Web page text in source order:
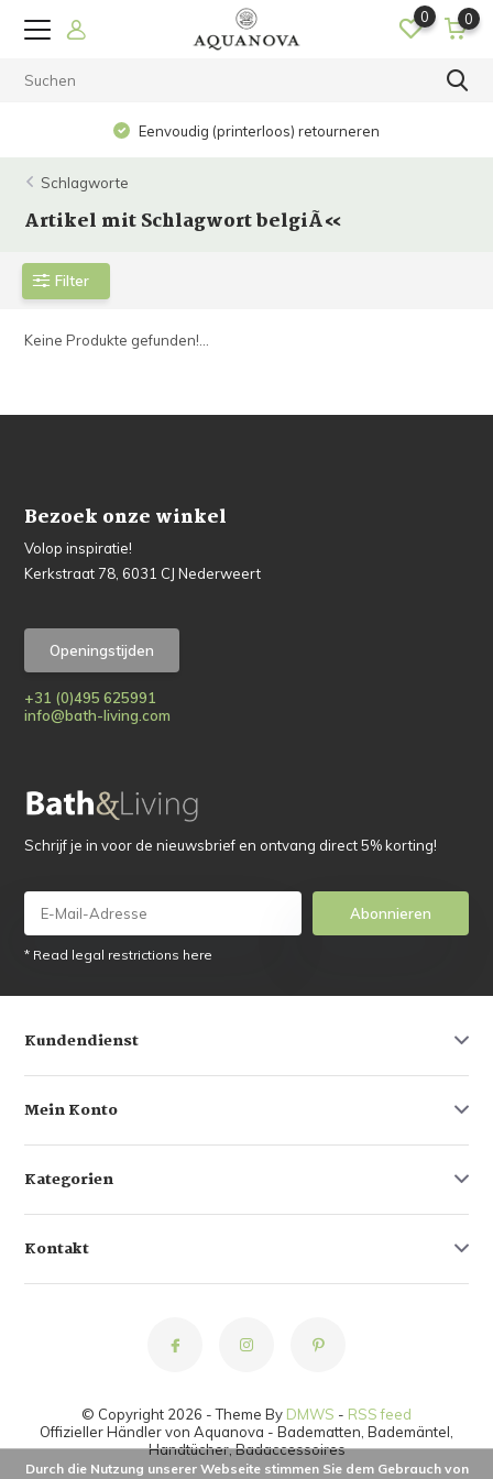
0 0
Eenvoudig (printerloos) retourneren
Schlagworte
Artikel mit Schlagwort belgiÃ«
Filter
Keine Produkte gefunden!...
Bezoek onze winkel
Volop inspiratie!
Kerkstraat 78, 6031 CJ Nederweert
Openingstijden
+31 (0)495 625991
info@bath-living.com
Schrijf je in voor de nieuwsbrief en ontvang direct 5% korting!
Abonnieren
* Read legal restrictions here
Kundendienst
Mein Konto
Kategorien
Kontakt
© Copyright 2026 - Theme By DMWS - RSS feed
Offizieller Händler von Aquanova - Badematten, Bademäntel,
Handtücher, Badaccessoires
Durch die Nutzung unserer Webseite stimmen Sie dem Gebrauch von